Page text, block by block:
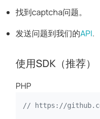
找到captcha问题。
发送问题到我们的API.
使用SDK（推荐）
PHP
// https://